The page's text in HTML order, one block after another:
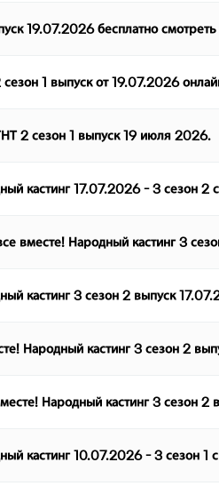
19.07.2026 бесплатно
1 выпуск от 19.07.2026
2 сезон 1 выпуск 19 июля 2026.
кастинг 17.07.2026 - 3 сезон 2
вместе! Народный кастинг 3
кастинг 3 сезон 2 выпуск
Народный кастинг 3 сезон 2
Народный кастинг 3 сезон 2
кастинг 10.07.2026 - 3 сезон 1